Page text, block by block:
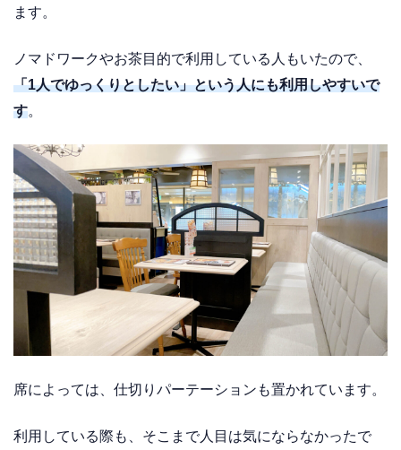
ます。
ノマドワークやお茶目的で利用している人もいたので、
「1人でゆっくりとしたい」という人にも利用しやすいで
す。
席によっては、仕切りパーテーションも置かれています。
利用している際も、そこまで人目は気にならなかったで